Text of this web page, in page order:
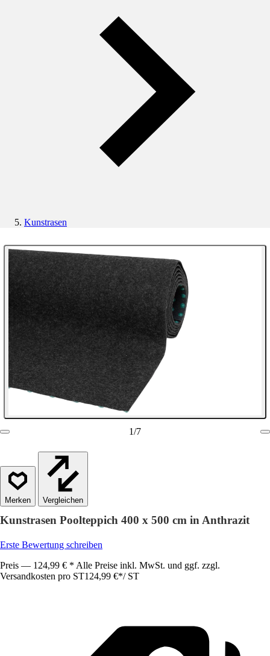
Kunstrasen
1/7
Vergleichen
Kunstrasen Poolteppich 400 x 500 cm in Anthrazit
Erste Bewertung schreiben
Preis — 124,99 € * Alle Preise inkl. MwSt. und ggf. zzgl.
Versandkosten pro ST124,99 €*/ ST